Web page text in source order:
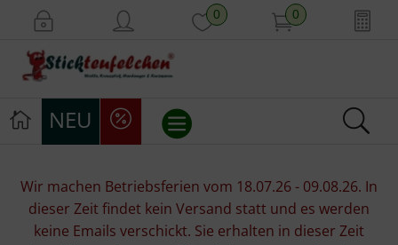
0 0
NEU
Stickpackungen
Wir machen Betriebsferien vom 18.07.26 - 09.08.26. In
dieser Zeit findet kein Versand statt und es werden
keine Emails verschickt. Sie erhalten in dieser Zeit